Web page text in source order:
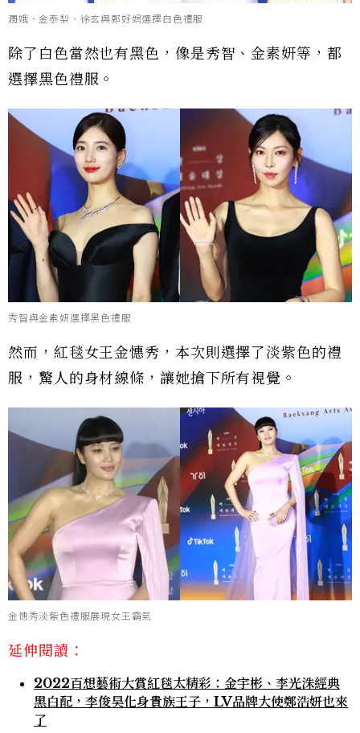
潤娥、金泰梨、徐玄與鄭好娟選擇白色禮服
除了白色當然也有黑色，像是秀智、金素妍等，都
選擇黑色禮服。
秀智與金素妍選擇黑色禮服
然而，紅毯女王金憓秀，本次則選擇了淡紫色的禮
服，驚人的身材線條，讓她搶下所有視覺。
金憓秀淡紫色禮服展現女王霸氣
延伸閱讀：
2022百想藝術大賞紅毯太精彩：金宇彬、李光洙經典
黑白配，李俊昊化身貴族王子，LV品牌大使鄭浩妍也來
了